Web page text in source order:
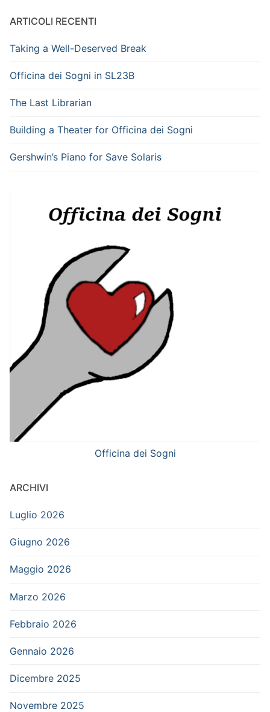
ARTICOLI RECENTI
Taking a Well-Deserved Break
Officina dei Sogni in SL23B
The Last Librarian
Building a Theater for Officina dei Sogni
Gershwin’s Piano for Save Solaris
Officina dei Sogni
ARCHIVI
Luglio 2026
Giugno 2026
Maggio 2026
Marzo 2026
Febbraio 2026
Gennaio 2026
Dicembre 2025
Novembre 2025